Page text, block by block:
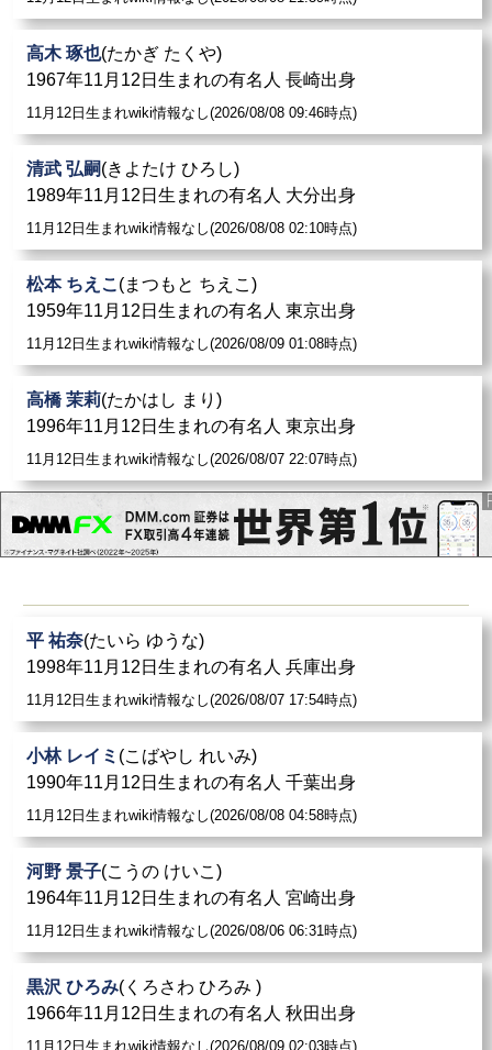
高木 琢也(たかぎ たくや)
1967年11月12日生まれの有名人 長崎出身
11月12日生まれwiki情報なし(2026/08/08 09:46時点)
清武 弘嗣(きよたけ ひろし)
1989年11月12日生まれの有名人 大分出身
11月12日生まれwiki情報なし(2026/08/08 02:10時点)
松本 ちえこ (まつもと ちえこ)
1959年11月12日生まれの有名人 東京出身
11月12日生まれwiki情報なし(2026/08/09 01:08時点)
高橋 茉莉(たかはし まり)
1996年11月12日生まれの有名人 東京出身
11月12日生まれwiki情報なし(2026/08/07 22:07時点)
平 祐奈(たいら ゆうな)
1998年11月12日生まれの有名人 兵庫出身
11月12日生まれwiki情報なし(2026/08/07 17:54時点)
小林 レイミ (こばやし れいみ)
1990年11月12日生まれの有名人 千葉出身
11月12日生まれwiki情報なし(2026/08/08 04:58時点)
河野 景子(こうの けいこ)
1964年11月12日生まれの有名人 宮崎出身
11月12日生まれwiki情報なし(2026/08/06 06:31時点)
黒沢 ひろみ(くろさわ ひろみ )
1966年11月12日生まれの有名人 秋田出身
11月12日生まれwiki情報なし(2026/08/09 02:03時点)